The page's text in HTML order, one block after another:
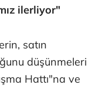
ilerliyor"
satın
düşünmeleri
Hattı"na ve